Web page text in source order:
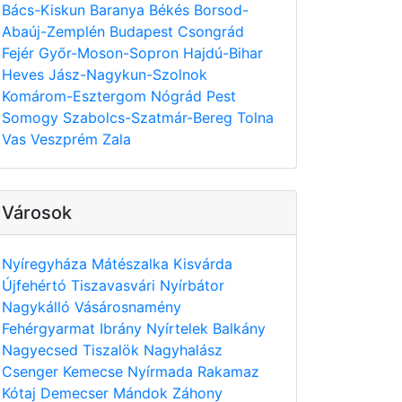
Bács-Kiskun Baranya Békés Borsod-
Abaúj-Zemplén Budapest Csongrád
Fejér Győr-Moson-Sopron Hajdú-Bihar
Heves Jász-Nagykun-Szolnok
Komárom-Esztergom Nógrád Pest
Somogy Szabolcs-Szatmár-Bereg Tolna
Vas Veszprém Zala
Városok
Nyíregyháza Mátészalka Kisvárda
Újfehértó Tiszavasvári Nyírbátor
Nagykálló Vásárosnamény
Fehérgyarmat Ibrány Nyírtelek Balkány
Nagyecsed Tiszalök Nagyhalász
Csenger Kemecse Nyírmada Rakamaz
Kótaj Demecser Mándok Záhony